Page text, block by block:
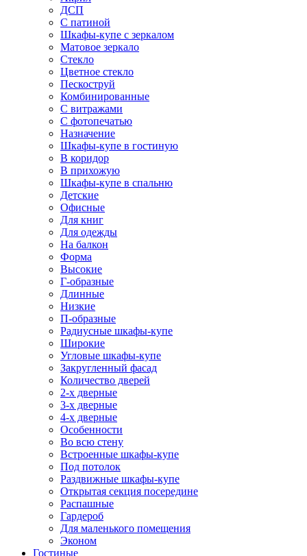
ДСП
С патиной
Шкафы-купе с зеркалом
Матовое зеркало
Стекло
Цветное стекло
Пескоструй
Комбинированные
С витражами
С фотопечатью
Назначение
Шкафы-купе в гостиную
В коридор
В прихожую
Шкафы-купе в спальню
Детские
Офисные
Для книг
Для одежды
На балкон
Форма
Высокие
Г-образные
Длинные
Низкие
П-образные
Радиусные шкафы-купе
Широкие
Угловые шкафы-купе
Закругленный фасад
Количество дверей
2-х дверные
3-х дверные
4-х дверные
Особенности
Во всю стену
Встроенные шкафы-купе
Под потолок
Раздвижные шкафы-купе
Открытая секция посередине
Распашные
Гардероб
Для маленького помещения
Эконом
Гостиные